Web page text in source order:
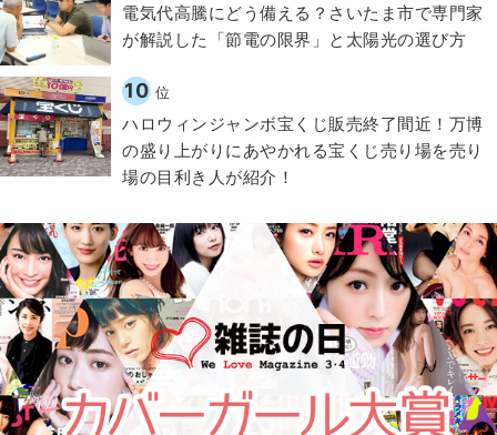
電気代高騰にどう備える？さいたま市で専門家
が解説した「節電の限界」と太陽光の選び方
10 位
ハロウィンジャンボ宝くじ販売終了間近！万博
の盛り上がりにあやかれる宝くじ売り場を売り
場の目利き人が紹介！